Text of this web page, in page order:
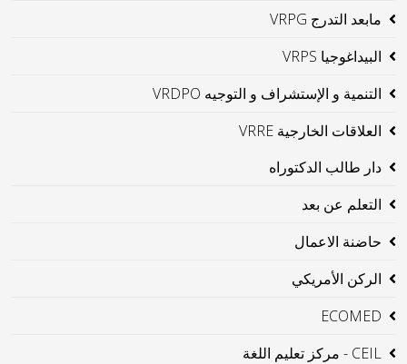
مابعد التدرج VRPG
البيداغوجيا VRPS
التنمية و الإستشراف و التوجيه VRDPO
العلاقات الخارجية VRRE
دار طالب الدكتوراه
التعلم عن بعد
حاضنة الاعمال
الركن الأمريكي
ECOMED
CEIL - مركز تعليم اللغة